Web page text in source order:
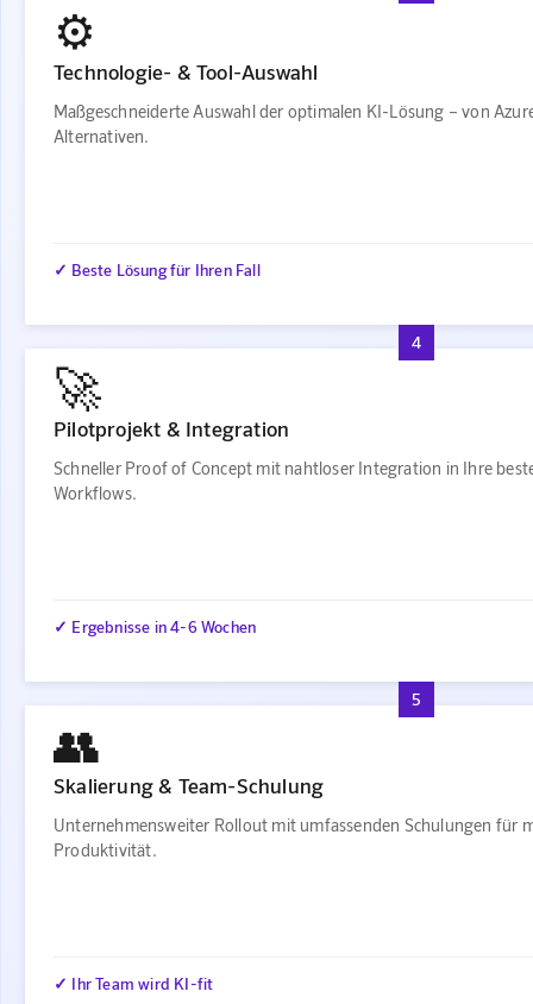
⚙️
Technologie- & Tool-Auswahl
Maßgeschneiderte Auswahl der optimalen KI-Lösung – von
Alternativen.
✓ Beste Lösung für Ihren Fall
4
🚀
Pilotprojekt & Integration
Schneller Proof of Concept mit nahtloser Integration in Ihre
Workflows.
✓ Ergebnisse in 4-6 Wochen
5
👥
Skalierung & Team-Schulung
Unternehmensweiter Rollout mit umfassenden Schulungen für
Produktivität.
✓ Ihr Team wird KI-fit